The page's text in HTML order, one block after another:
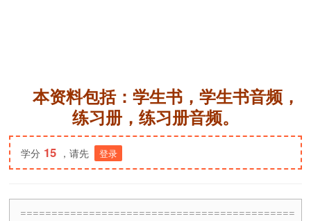
本资料包括：学生书，学生书音频，
练习册，练习册音频。
学分 15 ，请先 登录
============================================